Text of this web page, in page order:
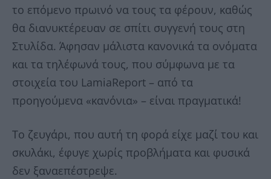
το επόμενο πρωινό να τους τα φέρουν, καθώς
θα διανυκτέρευαν σε σπίτι συγγενή τους στη
Στυλίδα. Άφησαν μάλιστα κανονικά τα ονόματα
και τα τηλέφωνά τους, που σύμφωνα με τα
στοιχεία του LamiaReport – από τα
προηγούμενα «κανόνια» – είναι πραγματικά!
Το ζευγάρι, που αυτή τη φορά είχε μαζί του και
σκυλάκι, έφυγε χωρίς προβλήματα και φυσικά
δεν ξαναεπέστρεψε.